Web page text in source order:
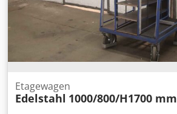
Etagewagen
Edelstahl 1000/800/H1700 mm